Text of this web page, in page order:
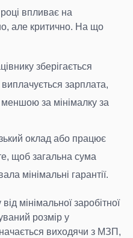
впливає на
але критично. На що
зберігається
зарплата,
за мінімалку за
оклад або працює
щоб загальна сума
мінімальні гарантії.
мінімальної заробітної
розмір у
виходячи з МЗП,